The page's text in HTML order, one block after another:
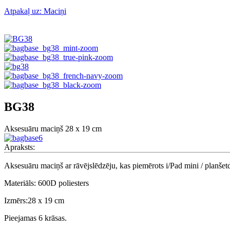
Atpakaļ uz: Maciņi
BG38
Aksesuāru maciņš 28 x 19 cm
Apraksts:
Aksesuāru maciņš ar rāvējslēdzēju, kas piemērots i/Pad mini /
Materiāls: 600D poliesters
Izmērs:28 x 19 cm
Pieejamas 6 krāsas.